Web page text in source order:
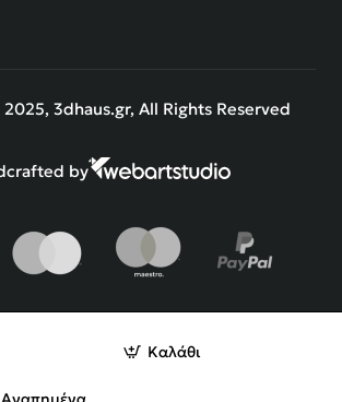
Καλάθι
3dhaus.gr, All Rights Reserved
by